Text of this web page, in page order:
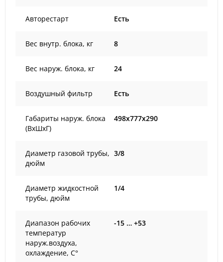
Авторестарт Есть
Вес внутр. блока, кг 8
Вес наруж. блока, кг 24
Воздушный фильтр Есть
Габариты наруж. блока
(ВxШxГ)
498x777x290
Диаметр газовой трубы,
дюйм
3/8
Диаметр жидкостной
трубы, дюйм
1/4
Диапазон рабочих
температур
наруж.воздуха,
охлаждение, С°
-15 … +53